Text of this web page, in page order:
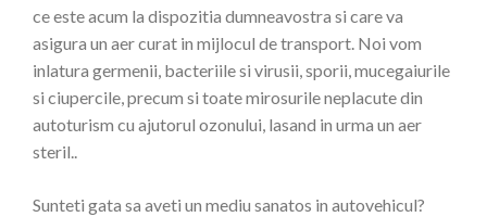
ce este acum la dispozitia dumneavostra si care va
asigura un aer curat in mijlocul de transport. Noi vom
inlatura germenii, bacteriile si virusii, sporii, mucegaiurile
si ciupercile, precum si toate mirosurile neplacute din
autoturism cu ajutorul ozonului, lasand in urma un aer
steril..
Sunteti gata sa aveti un mediu sanatos in autovehicul?